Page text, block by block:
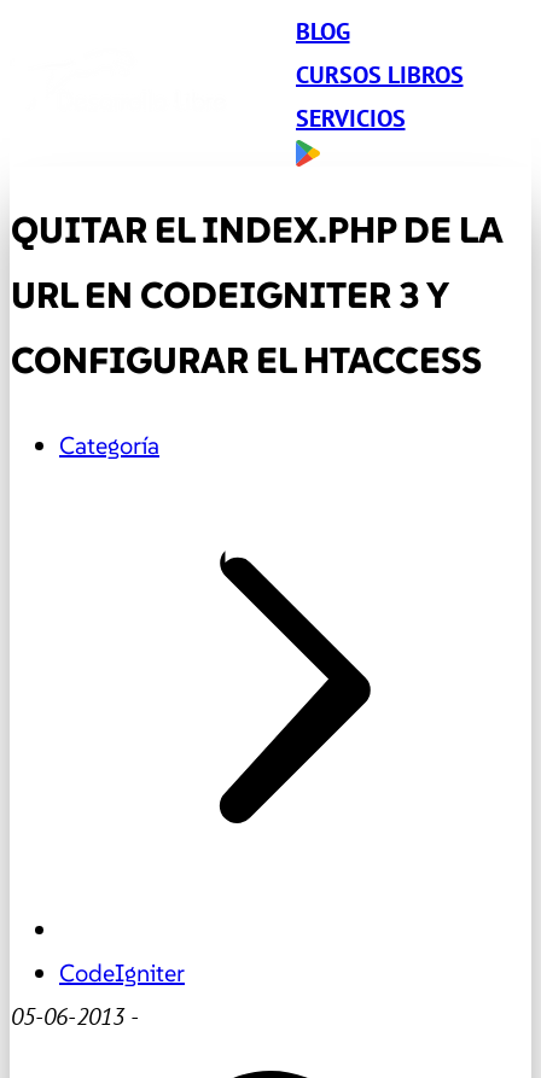
BLOG
CURSOS LIBROS
SERVICIOS
QUITAR EL INDEX.PHP DE LA
URL EN CODEIGNITER 3 Y
CONFIGURAR EL HTACCESS
Categoría
CodeIgniter
05-06-2013-